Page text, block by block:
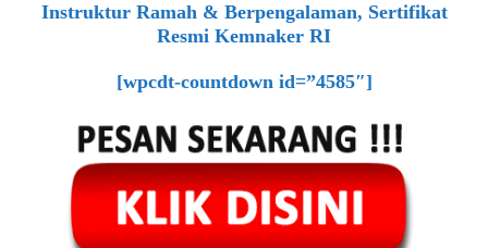
Instruktur Ramah & Berpengalaman, Sertifikat
Resmi Kemnaker RI
[wpcdt-countdown id=”4585″]